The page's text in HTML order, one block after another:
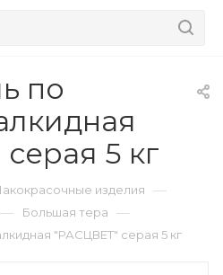
по
5 кг
изделия —
— Большая тера —
"РАСЦВЕТ" серая 5 кг